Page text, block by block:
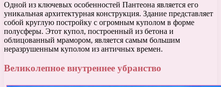
Одной из ключевых особенностей Пантеона является его
уникальная архитектурная конструкция. Здание представляет
собой круглую постройку с огромным куполом в форме
полусферы. Этот купол, построенный из бетона и
облицованный мрамором, является самым большим
неразрушенным куполом из античных времен.
Великолепное внутреннее убранство